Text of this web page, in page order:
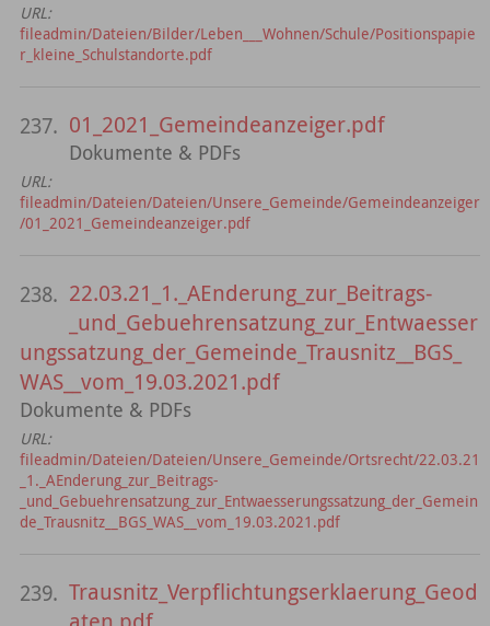
URL:
fileadmin/Dateien/Bilder/Leben___Wohnen/Schule/Positionspapie
r_kleine_Schulstandorte.pdf
237. 01_2021_Gemeindeanzeiger.pdf
Dokumente & PDFs
URL:
fileadmin/Dateien/Dateien/Unsere_Gemeinde/Gemeindeanzeiger
/01_2021_Gemeindeanzeiger.pdf
238. 22.03.21_1._AEnderung_zur_Beitrags-
_und_Gebuehrensatzung_zur_Entwaesser
ungssatzung_der_Gemeinde_Trausnitz__BGS_
WAS__vom_19.03.2021.pdf
Dokumente & PDFs
URL:
fileadmin/Dateien/Dateien/Unsere_Gemeinde/Ortsrecht/22.03.21
_1._AEnderung_zur_Beitrags-
_und_Gebuehrensatzung_zur_Entwaesserungssatzung_der_Gemein
de_Trausnitz__BGS_WAS__vom_19.03.2021.pdf
239. Trausnitz_Verpflichtungserklaerung_Geod